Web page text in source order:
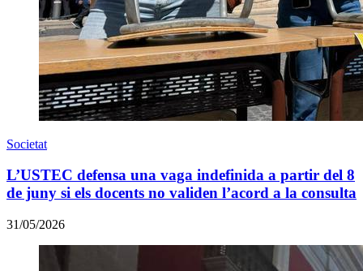
Societat
L’USTEC defensa una vaga indefinida a partir del 8
de juny si els docents no validen l’acord a la consulta
31/05/2026